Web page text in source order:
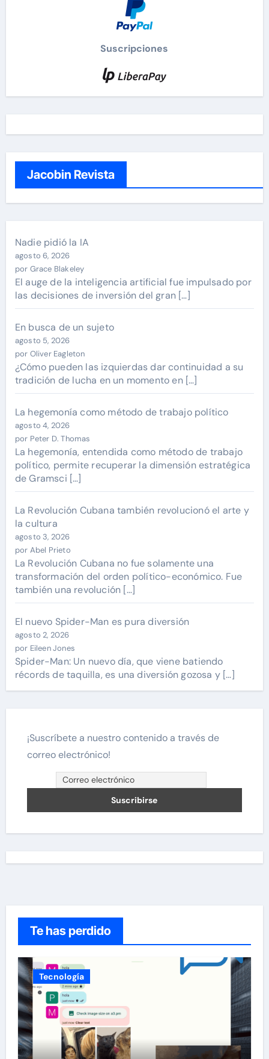
Suscripciones
Jacobin Revista
Nadie pidió la IA
agosto 6, 2026
por Grace Blakeley
El auge de la inteligencia artificial fue impulsado por
las decisiones de inversión del gran […]
En busca de un sujeto
agosto 5, 2026
por Oliver Eagleton
¿Cómo pueden las izquierdas dar continuidad a su
tradición de lucha en un momento en […]
La hegemonía como método de trabajo político
agosto 4, 2026
por Peter D. Thomas
La hegemonía, entendida como método de trabajo
político, permite recuperar la dimensión estratégica
de Gramsci […]
La Revolución Cubana también revolucionó el arte y
la cultura
agosto 3, 2026
por Abel Prieto
La Revolución Cubana no fue solamente una
transformación del orden político-económico. Fue
también una revolución […]
El nuevo Spider-Man es pura diversión
agosto 2, 2026
por Eileen Jones
Spider-Man: Un nuevo día, que viene batiendo
récords de taquilla, es una diversión gozosa y […]
¡Suscríbete a nuestro contenido a través de
correo electrónico!
Te has perdido
Tecnología